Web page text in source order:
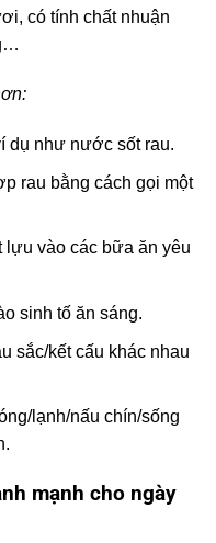
có tính chất nhuận
dụ như nước sốt rau.
rau bằng cách gọi một
lựu vào các bữa ăn yêu
sinh tố ăn sáng.
sắc/kết cấu khác nhau
lạnh/nấu chín/sống
mạnh cho ngày